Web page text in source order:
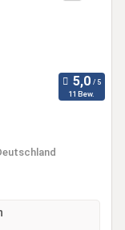
11 Bew.